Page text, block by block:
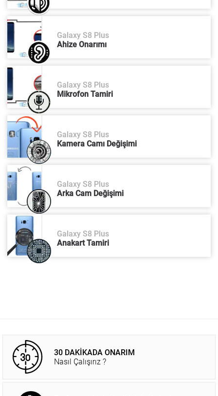
Galaxy S8 Plus
Ahize Onarımı
Galaxy S8 Plus
Mikrofon Tamiri
Galaxy S8 Plus
Kamera Camı Değişimi
Galaxy S8 Plus
Arka Cam Değişimi
Galaxy S8 Plus
Anakart Tamiri
30 DAKİKADA ONARIM
Nasıl Çalışırız ?